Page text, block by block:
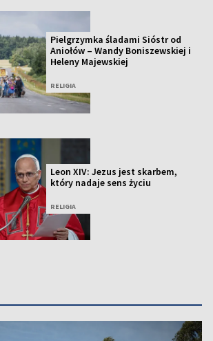
Pielgrzymka śladami Sióstr od
Aniołów – Wandy Boniszewskiej i
Heleny Majewskiej
RELIGIA
Leon XIV: Jezus jest skarbem,
który nadaje sens życiu
RELIGIA